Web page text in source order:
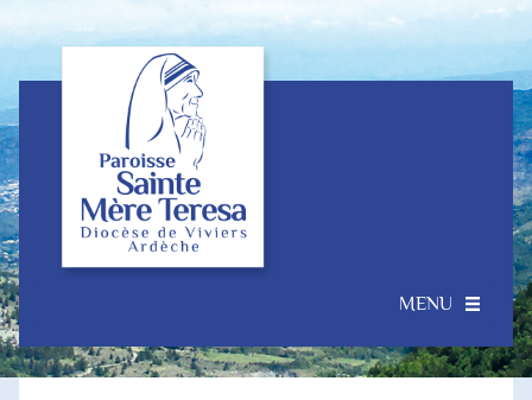
Aller
Aller
MENU
Accueil